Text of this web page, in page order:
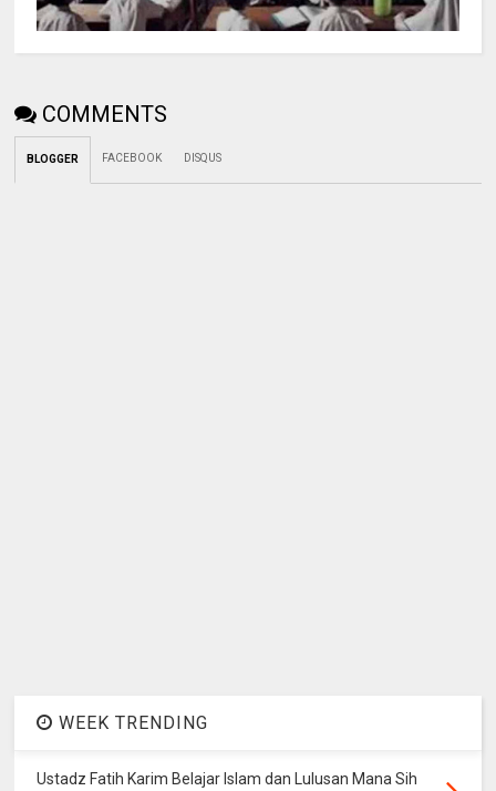
COMMENTS
BLOGGER FACEBOOK DISQUS
WEEK TRENDING
Ustadz Fatih Karim Belajar Islam dan Lulusan Mana Sih